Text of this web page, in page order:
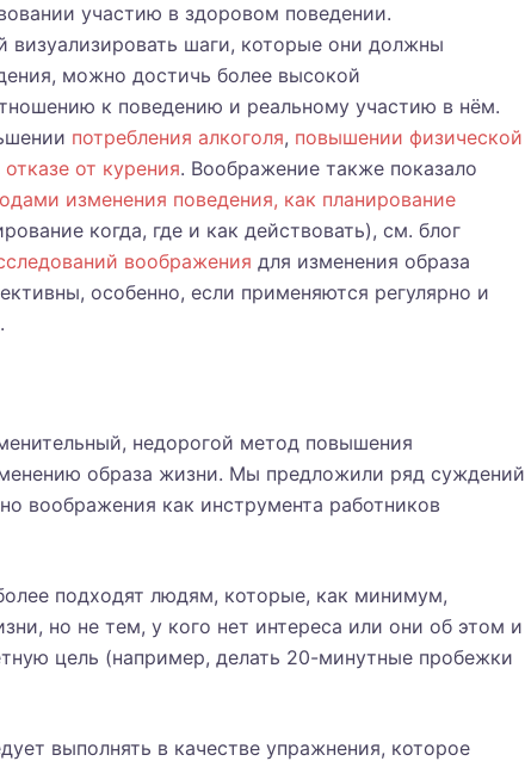
участию в здоровом поведении.
визуализировать шаги, которые они должны
можно достичь более высокой
к поведению и реальному участию в нём.
потребления алкоголя, повышении физической
отказе от курения. Воображение также показало
изменения поведения, как планирование
когда, где и как действовать), см. блог
воображения для изменения образа
особенно, если применяются регулярно и
недорогой метод повышения
образа жизни. Мы предложили ряд суждений
воображения как инструмента работников
подходят людям, которые, как минимум,
но не тем, у кого нет интереса или они об этом и
цель (например, делать 20-минутные пробежки
выполнять в качестве упражнения, которое